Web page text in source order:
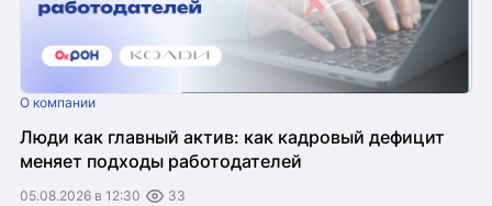
О компании
Люди как главный актив: как кадровый дефицит
меняет подходы работодателей
05.08.2026 в 12:30 33